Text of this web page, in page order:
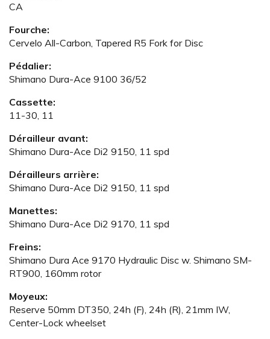
CA
Fourche:
Cervelo All-Carbon, Tapered R5 Fork for Disc
Pédalier:
Shimano Dura-Ace 9100 36/52
Cassette:
11-30, 11
Dérailleur avant:
Shimano Dura-Ace Di2 9150, 11 spd
Dérailleurs arrière:
Shimano Dura-Ace Di2 9150, 11 spd
Manettes:
Shimano Dura-Ace Di2 9170, 11 spd
Freins:
Shimano Dura Ace 9170 Hydraulic Disc w. Shimano SM-
RT900, 160mm rotor
Moyeux:
Reserve 50mm DT350, 24h (F), 24h (R), 21mm IW,
Center-Lock wheelset